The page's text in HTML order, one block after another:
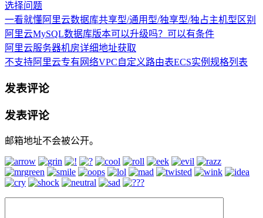
选择问题
一看就懂阿里云数据库共享型/通用型/独享型/独占主机型区别
阿里云MySQL数据库版本可以升级吗？可以有条件
阿里云服务器机房详细地址获取
不支持阿里云专有网络VPC自定义路由表ECS实例规格列表
发表评论
发表评论
邮箱地址不会被公开。